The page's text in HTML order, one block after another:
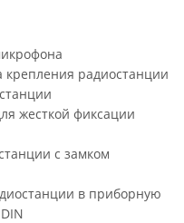
крепления радиостанции
жесткой фиксации
с замком
в приборную